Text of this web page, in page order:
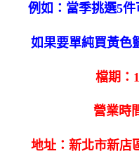
例如：當季挑選5
如果要單純買黃色
檔期：
營業時
地址：新北市新店